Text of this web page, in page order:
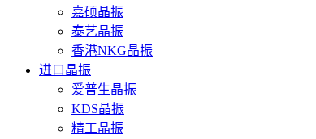
嘉硕晶振
泰艺晶振
香港NKG晶振
进口晶振
爱普生晶振
KDS晶振
精工晶振